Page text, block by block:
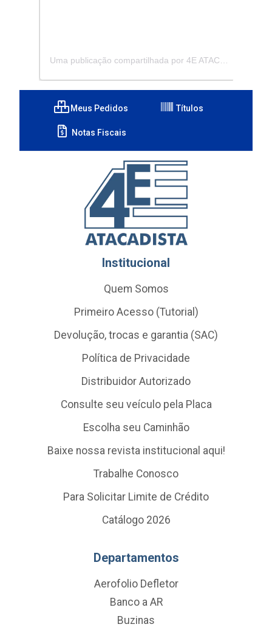
Meus Pedidos Títulos
Notas Fiscais
Institucional
Quem Somos
Primeiro Acesso (Tutorial)
Devolução, trocas e garantia (SAC)
Política de Privacidade
Distribuidor Autorizado
Consulte seu veículo pela Placa
Escolha seu Caminhão
Baixe nossa revista institucional aqui!
Trabalhe Conosco
Para Solicitar Limite de Crédito
Catálogo 2026
Departamentos
Aerofolio Defletor
Banco a AR
Buzinas